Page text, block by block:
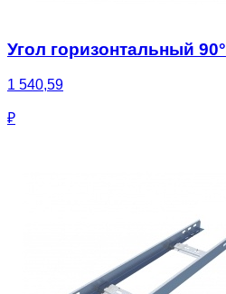
Угол горизонтальный 90°
1 540,59
₽